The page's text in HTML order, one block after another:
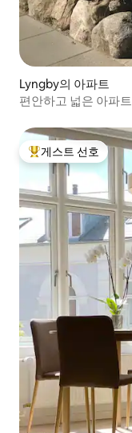
Lyngby의 아파트
편안하고 넓은 아파트
상위 게스트 선호
게스트 선호